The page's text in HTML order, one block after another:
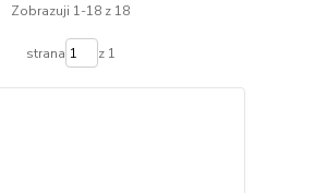
Zobrazuji 1-18 z 18
strana z 1